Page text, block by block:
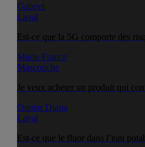
Gabriel
Laval
Est-ce que la 5G comporte des
Marie-France
Mascouche
Je veux acheter un produit qui
Oumar Diapa
Laval
Est-ce que le fluor dans l’eau